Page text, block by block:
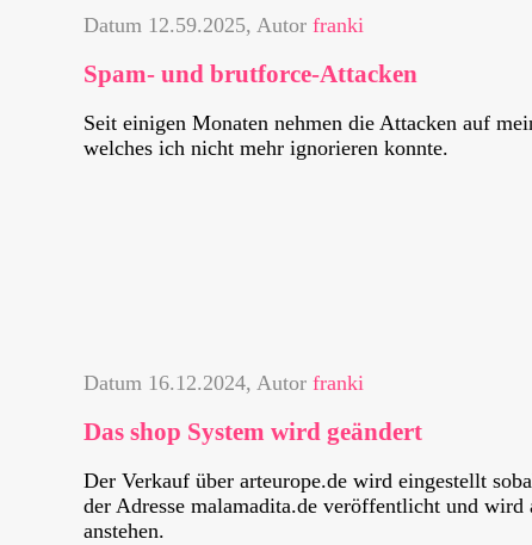
Datum 12.59.2025, Autor franki
Spam- und brutforce-Attacken
Seit einigen Monaten nehmen die Attacken auf
welches ich nicht mehr ignorieren konnte.
Datum 16.12.2024, Autor franki
Das shop System wird geändert
Der Verkauf über arteurope.de wird eingestellt
der Adresse malamadita.de veröffentlicht und
anstehen.